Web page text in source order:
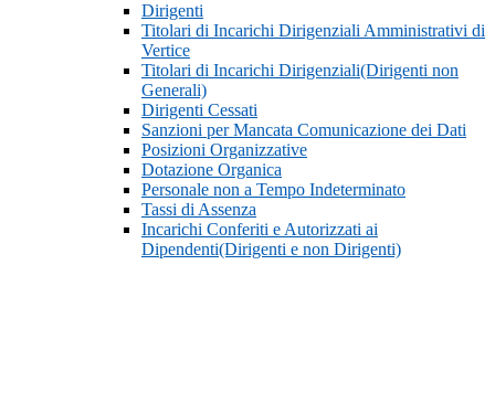
Dirigenti
Titolari di Incarichi Dirigenziali Amministrativi di
Vertice
Titolari di Incarichi Dirigenziali(Dirigenti non
Generali)
Dirigenti Cessati
Sanzioni per Mancata Comunicazione dei Dati
Posizioni Organizzative
Dotazione Organica
Personale non a Tempo Indeterminato
Tassi di Assenza
Incarichi Conferiti e Autorizzati ai
Dipendenti(Dirigenti e non Dirigenti)